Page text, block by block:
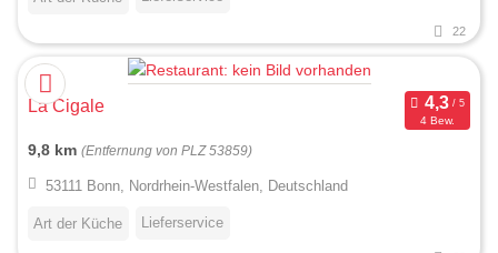
22
La Cigale
4 Bew.
9,8 km (Entfernung von PLZ 53859)
53111 Bonn, Nordrhein-Westfalen, Deutschland
Art der Küche Lieferservice